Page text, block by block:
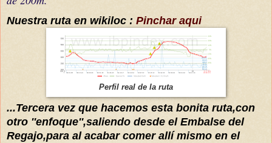
Nuestra ruta en wikiloc : Pinchar aqui
Perfil real de la ruta
...Tercera vez que hacemos esta bonita ruta,con
otro ''enfoque'',saliendo desde el Embalse del
Regajo,para al acabar comer allímismo en el